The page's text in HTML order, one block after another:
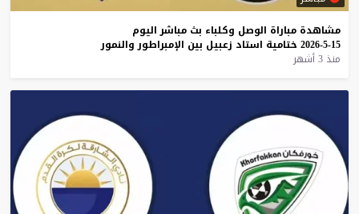
مشاهدة مباراة الوصل وكلباء بث مباشر اليوم
15-5-2026
ختامية استاد زعبيل بين الإمبراطور والنمور
منذ 3 أشهر